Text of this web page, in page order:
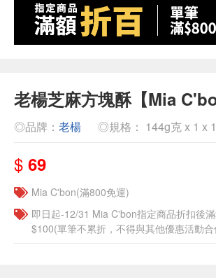
老楊芝麻方塊酥【Mia
◎品牌： 老楊 ◎規格： 144g克 x 1 x
$ 69
Mia C'bon(滿800免運)
即日起-12/31 Mia C'bon指定商品折扣後
$100(單筆不累折，不得與其他優惠活動